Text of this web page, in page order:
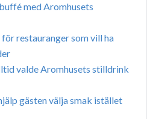
med Aromhusets
restauranger som vill ha
valde Aromhusets stilldrink
gästen välja smak istället